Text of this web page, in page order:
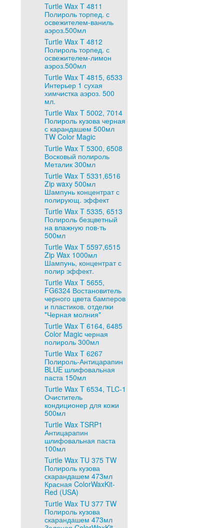
Turtle Wax T 4811
Полироль торпед. с
освежителем-ваниль
аэроз.500мл
Turtle Wax T 4812
Полироль торпед. с
освежителем-лимон
аэроз.500мл
Turtle Wax T 4815, 6533
Интерьер 1 сухая
химчистка аэроз. 500
мл.
Turtle Wax T 5002, 7014
Полироль кузова черная
с карандашем 500мл
TW Color Magic
Turtle Wax T 5300, 6508
Восковый полироль
Металик 300мл
Turtle Wax T 5331,6516
Zip waxy 500мл
Шампунь концентрат с
полирующ. эффект
Turtle Wax T 5335, 6513
Полироль безцветный
на влажную пов-ть
500мл
Turtle Wax T 5597,6515
Zip Wax 1000мл
Шампунь, концентрат с
полир эффект.
Turtle Wax T 5655,
FG6324 Востановитель
черного цвета бамперов
и пластиков. отделки
"Черная молния"
Turtle Wax T 6164, 6485
Color Magic черная
полироль 300мл
Turtle Wax T 6267
Полироль-Антицарапин
BLUE шлифовальная
паста 150мл
Turtle Wax T 6534, TLC-1
Очиститель
кондиционер для кожи
500мл
Turtle Wax TSRP1
Антицарапин
шлифовальная паста
100мл
Turtle Wax TU 375 TW
Полироль кузова
скарандашем 473мл
Красная ColorWaxKit-
Red (USA)
Turtle Wax TU 377 TW
Полироль кузова
скарандашем 473мл